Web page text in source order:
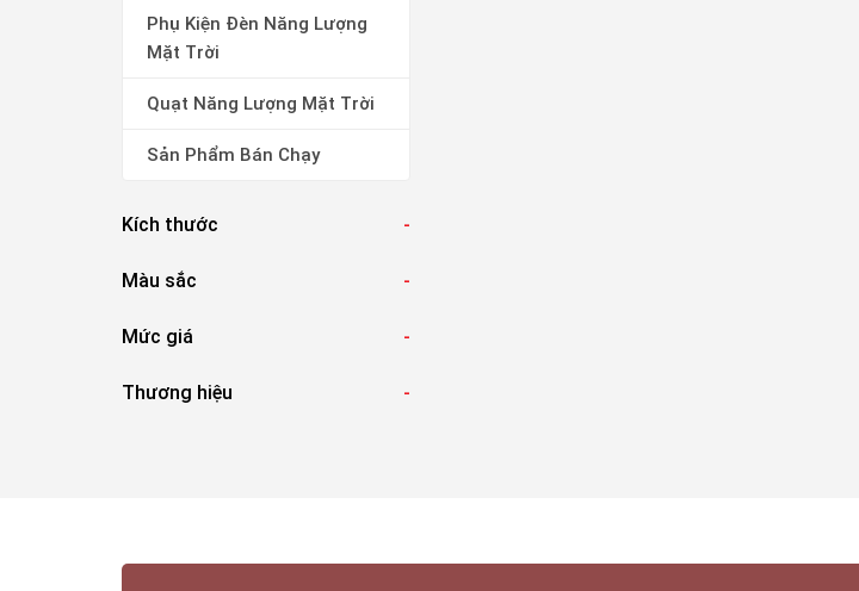
Phụ Kiện Đèn Năng Lượng
Mặt Trời
Quạt Năng Lượng Mặt Trời
Sản Phẩm Bán Chạy
Kích thước -
Màu sắc -
Mức giá -
Thương hiệu -